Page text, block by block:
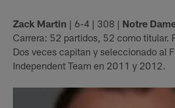
Zack Martin | 6-4 | 308 | Notre
Carrera: 52 partidos, 52 como titular.
Dos veces capitan y seleccionado al
Independent Team en 2011 y 2012.